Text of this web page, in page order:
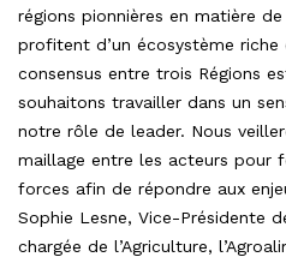
régions pionnières en matière
profitent d’un écosystème
consensus entre trois Régions
souhaitons travailler dans un
notre rôle de leader. Nous
maillage entre les acteurs pour
forces afin de répondre aux
Sophie Lesne, Vice-Présidente
chargée de l’Agriculture,